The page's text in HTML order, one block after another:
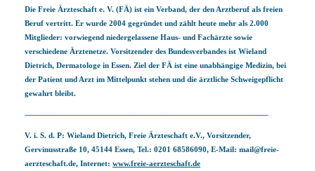
Die Freie Ärzteschaft e. V. (FÄ) ist ein Verband, der den Arztberuf als freien
Beruf vertritt. Er wurde 2004 gegründet und zählt heute mehr als 2.000
Mitglieder: vorwiegend niedergelassene Haus- und Fachärzte sowie
verschiedene Ärztenetze. Vorsitzender des Bundesverbandes ist Wieland
Dietrich, Dermatologe in Essen. Ziel der FÄ ist eine unabhängige Medizin, bei
der Patient und Arzt im Mittelpunkt stehen und die ärztliche Schweigepflicht
gewahrt bleibt.
———————————————————————————————–
V. i. S. d. P: Wieland Dietrich, Freie Ärzteschaft e.V., Vorsitzender,
Gervinusstraße 10, 45144 Essen, Tel.: 0201 68586090, E-Mail: mail@freie-
aerzteschaft.de, Internet: www.freie-aerzteschaft.de